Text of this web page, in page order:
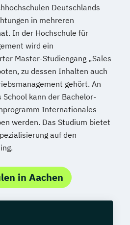
Deutschlands
in mehreren
In der Hochschule für
wird ein
Master-Studiengang „Sales
zu dessen Inhalten auch
gehört. An
School kann der Bachelor-
Internationales
werden. Das Studium bietet
auf den
in Aachen